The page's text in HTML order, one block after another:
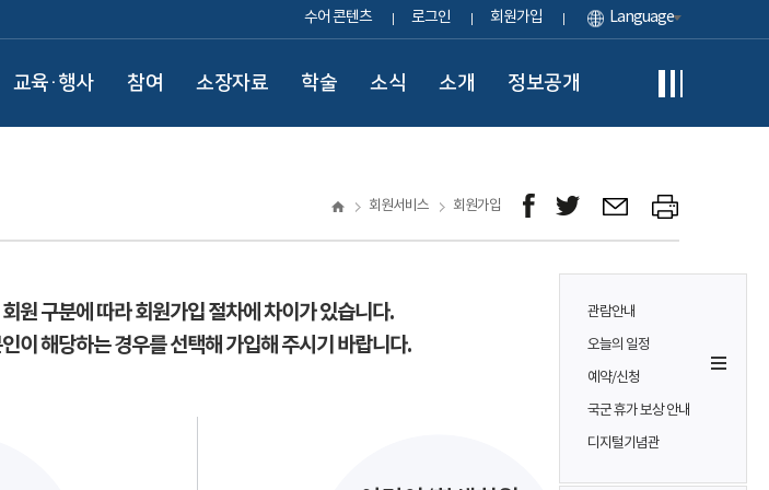
수어 콘텐츠 로그인 회원가입 Language
교육·행사 참여 소장자료 학술 소식 소개 정보공개
회원서비스 회원가입
회원 구분에 따라 회원가입 절차에 차이가 있습니다.
이 해당하는 경우를 선택해 가입해 주시기 바랍니다.
관람안내
오늘의 일정
예약/신청
국군 휴가 보상 안내
디지털기념관